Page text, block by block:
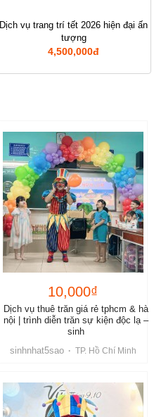
Dịch vụ trang trí tết 2026 hiện đại ấn
tượng
4,500,000đ
10,000₫
Dịch vụ thuê trăn giá rẻ tphcm & hà
nội | trình diễn trăn sự kiện độc lạ –
sinh
sinhnhat5sao · TP. Hồ Chí Minh